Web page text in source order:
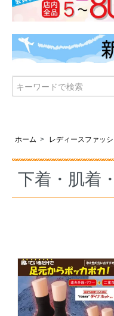
ホーム > レディースファッ
下着・肌着